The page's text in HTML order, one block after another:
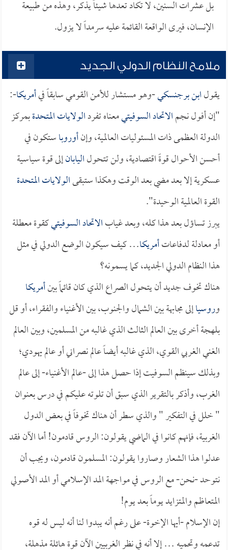
بل عشرات السنين، لا تكاد تعدها شيئاً يذكر، وهذه من طبيعة
الإنسان، فيرى الواقعة القائمة عليه سرمداً لا يزول.
ملامح النظام الدولي الجديد
يقولابن برجنسكي-وهو مستشار للأمن القومي سابقاً فيأمريكا-:
"إن أفول نجمالاتحاد السوفيتيمعناه تفردالولايات المتحدةبمركز
الدولة العظمى ذات المسئوليات العالمية، وإنأوروباستكون في
أحسن الأحوال قوةً اقتصادية، ولن تتحولاليابانإلى قوة سياسية
عسكرية إلا بعد مضي بعد الوقت وهكذا ستبقىالولايات المتحدة
القوة العالمية الوحيدة".
يبرز تساؤل بعد هذا كله، وبعد غيابالاتحاد السوفيتيكقوة معطلة
أو معادلة لدفاعاتأمريكا… كيف سيكون الوضع الدولي في مثل
هذا النظام الدولي الجديد، كما يسمونه؟
هناك تخوف جديد أن يتحول الصراع الذي كان قائماً بينأمريكا
وروسياإلى مجابهة بين الشمال والجنوب، بين الأغنياء والفقراء، أو قل
بلهجة أخرى بين العالم الثالث الذي غالبه من المسلمين، وبين العالم
الغني الغربي القوي، الذي غالبه أيضاً عالم نصراني أو عالم يهودي؛
وبذلك سينظم السوفيت إذا حصل هذا إلى -عالم الأغنياء- إلى عالم
الغرب، وأذكر بالتقرير الذي سبق أن تلوته عليكم في درس بعنوان
"خلل في التفكير " والذي سطر أن هناك تخوفاً في بعض الدول
الغربية، فإنهم كانوا في الماضي يقولون: الروس قادمون! أما الآن فقد
عدلوا هذا الشعار وصاروا يقولون: المسلمون قادمون، ويجب أن
نتوحد -نحن- مع الروس في مواجهة المد الإسلامي أو المد الأصولي
المتعاظم والمتزايد يوماً بعد يوم!
إن الإسلام -أيها الإخوة- على رغم أنه يبدوا لنا أنه ليس له قوه
تدعمه وتحميه … إلا أنه في نظر الغربيين الآن قوة هائلة مذهلة،